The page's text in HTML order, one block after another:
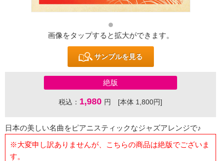
画像をタップすると拡大ができます。
サンプルを見る
絶版
税込： 1,980 円 [本体 1,800円]
日本の美しい名曲をピアニスティックなジャズアレンジで♪
※大変申し訳ありませんが、こちらの商品は絶版でございま
す。